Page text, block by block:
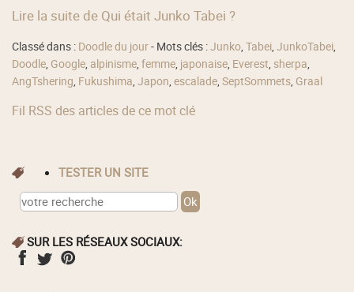
Lire la suite de Qui était Junko Tabei ?
Classé dans : Doodle du jour- Mots clés :Junko,Tabei,JunkoTabei,
Doodle, Google, alpinisme,femme, japonaise, Everest, sherpa,
AngTshering, Fukushima,Japon,escalade,SeptSommets, Graal
Fil RSS des articles de ce mot clé
TESTER UN SITE
SUR LES RÉSEAUX SOCIAUX: